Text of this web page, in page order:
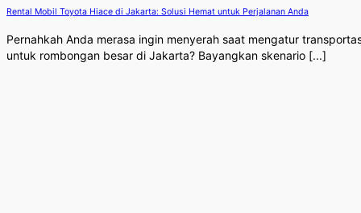
Rental Mobil Toyota Hiace di Jakarta: Solusi Hemat untuk Perjalanan Anda
Pernahkah Anda merasa ingin menyerah saat mengatur
untuk rombongan besar di Jakarta? Bayangkan skenario [...]